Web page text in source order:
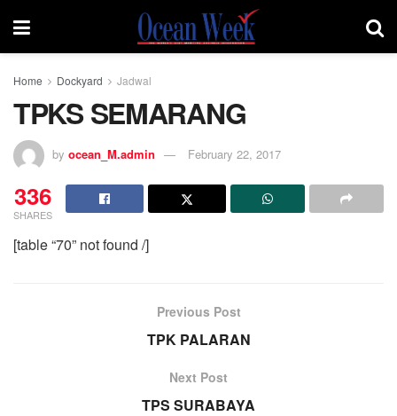
Home Dockyard Jadwal
TPKS SEMARANG
by ocean_M.admin February 22, 2017
336
SHARES
[table “70” not found /]
Previous Post
TPK PALARAN
Next Post
TPS SURABAYA